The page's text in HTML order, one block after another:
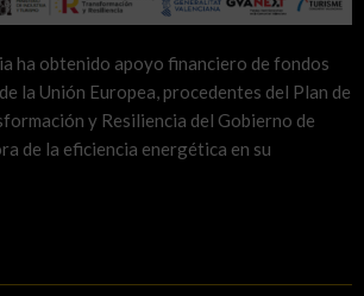
ha obtenido apoyo financiero de fondos
la Unión Europea, procedentes del Plan de
y Resiliencia del Gobierno de
de la eficiencia energética en su